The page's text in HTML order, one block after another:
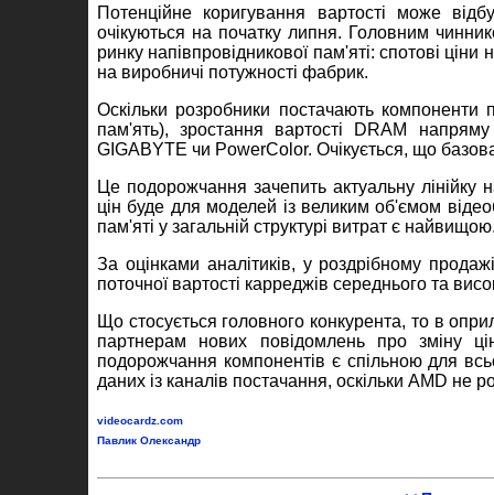
Потенційне коригування вартості може
очікуються на початку липня. Головним
ринку напівпровідникової пам'яті: спотові
на виробничі потужності фабрик.
Оскільки розробники постачають
пам'ять), зростання вартості DRAM
GIGABYTE чи PowerColor. Очікується, що
Це подорожчання зачепить актуальну
цін буде для моделей із великим об'ємом
пам'яті у загальній структурі витрат є найвищою.
За оцінками аналітиків, у роздрібному
поточної вартості карреджів середнього та
Що стосується головного конкурента, то в
партнерам нових повідомлень про зміну
подорожчання компонентів є спільною для
даних із каналів постачання, оскільки AMD не
videocardz.com
Павлик Олександр